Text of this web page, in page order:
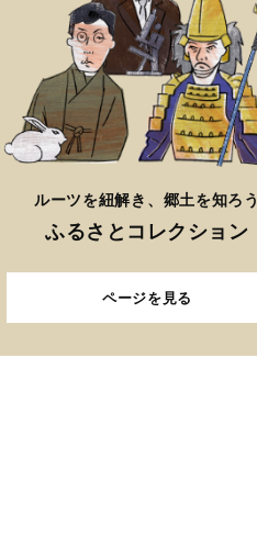
ルーツを紐解き、郷土を知ろう
ふるさとコレクション
ページを見る